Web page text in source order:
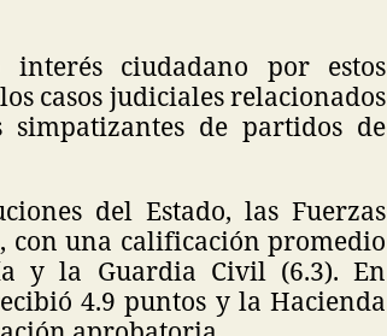
ciudadano por estos
casos judiciales relacionados
de partidos de
del Estado, las Fuerzas
con una calificación promedio
y la Guardia Civil (6.3). En
4.9 puntos y la Hacienda